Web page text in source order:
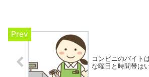
コンビニのバイト
な曜日と時間帯は